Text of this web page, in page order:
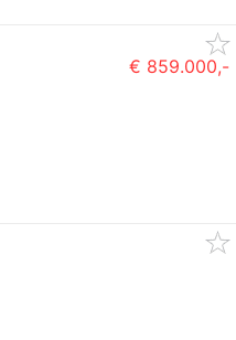
€ 859.000,-